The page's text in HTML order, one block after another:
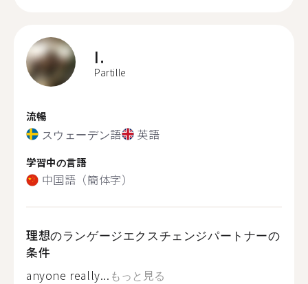
I.
Partille
流暢
スウェーデン語 英語
学習中の言語
中国語（簡体字）
理想のランゲージエクスチェンジパートナーの
条件
anyone really... もっと見る